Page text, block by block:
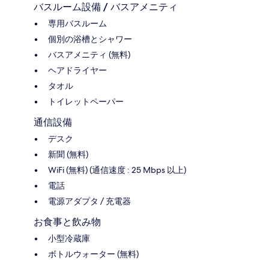
バスルーム設備 / バスアメニティ
専用バスルーム
個別の浴槽とシャワー
バスアメニティ (無料)
ヘアドライヤー
タオル
トイレットペーパー
通信設備
デスク
新聞 (無料)
WiFi (無料) (通信速度 : 25 Mbps 以上)
電話
電源アダプタ / 充電器
お食事と飲み物
小型冷蔵庫
ボトルウォーター (無料)